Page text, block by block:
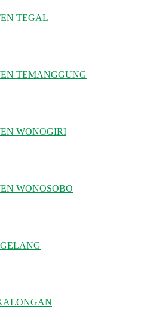
TEGAL
TEMANGGUNG
WONOGIRI
WONOSOBO